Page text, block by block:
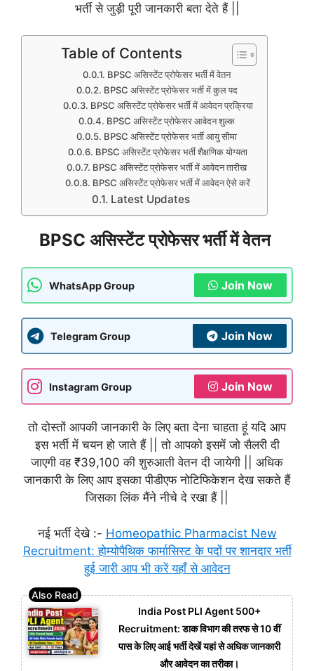
भर्ती से जुड़ी पूरी जानकारी बता देते हैं ||
Table of Contents
BPSC असिस्टेंट प्रोफेसर भर्ती में वेतन
BPSC असिस्टेंट प्रोफेसर भर्ती में कुल पद
BPSC असिस्टेंट प्रोफेसर भर्ती में आवेदन प्रक्रिया
BPSC असिस्टेंट प्रोफेसर आवेदन शुल्क
BPSC असिस्टेंट प्रोफेसर भर्ती आयु सीमा
BPSC असिस्टेंट प्रोफेसर भर्ती शैक्षणिक योग्यता
BPSC असिस्टेंट प्रोफेसर भर्ती में आवेदन तारीख
BPSC असिस्टेंट प्रोफेसर भर्ती में आवेदन ऐसे करें
Latest Updates
BPSC असिस्टेंट प्रोफेसर भर्ती में वेतन
WhatsApp Group Join Now
Telegram Group Join Now
Instagram Group Join Now
तो दोस्तों आपकी जानकारी के लिए बता देना चाहता हूं यदि आप
इस भर्ती में चयन हो जाते हैं || तो आपको इसमें जो सैलरी दी
जाएगी वह ₹39,100 की शुरुआती वेतन दी जायेगी || अधिक
जानकारी के लिए आप इसका पीडीएफ नोटिफिकेशन देख सकते हैं
जिसका लिंक मैंने नीचे दे रखा हैं ||
नई भर्ती देखे :- Homeopathic Pharmacist New
Recruitment: होम्योपैथिक फार्मासिस्ट के पदों पर शानदार भर्ती
हुई जारी आप भी करें यहाँ से आवेदन
India Post PLI Agent 500+
Recruitment: डाक विभाग की तरफ से 10 वीं
पास के लिए आई भर्ती देखें यहां से अधिक जानकारी
और आवेदन का तरीका।